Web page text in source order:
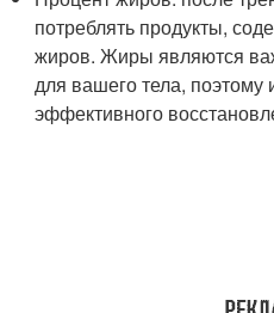
потреблять продукты,
жиров. Жиры являются
для вашего тела,
эффективного